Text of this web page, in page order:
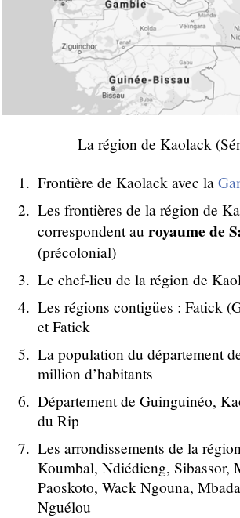
La région de Kaolack
Frontière de Kaolack avec la
Les frontières de la région de
correspondent au royaume de
(précolonial)
Le chef-lieu de la région de
Les régions contigües : Fatick
et Fatick
La population du département
million d’habitants
Département de Guinguinéo,
du Rip
Les arrondissements de la
Koumbal, Ndiédieng, Sibassor,
Paoskoto, Wack Ngouna,
Nguélou